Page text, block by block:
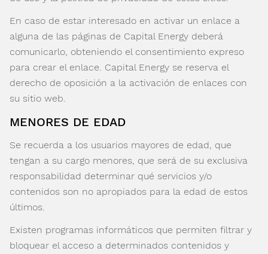
En caso de estar interesado en activar un enlace a
alguna de las páginas de Capital Energy deberá
comunicarlo, obteniendo el consentimiento expreso
para crear el enlace. Capital Energy se reserva el
derecho de oposición a la activación de enlaces con
su sitio web.
MENORES DE EDAD
Se recuerda a los usuarios mayores de edad, que
tengan a su cargo menores, que será de su exclusiva
responsabilidad determinar qué servicios y/o
contenidos son no apropiados para la edad de estos
últimos.
Existen programas informáticos que permiten filtrar y
bloquear el acceso a determinados contenidos y